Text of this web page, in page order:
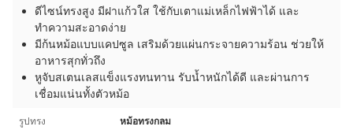
ดีไซน์ทรงสูง มีฝาแก้วใส ใช้กับเตาแม่เหล็กไฟฟ้าได้ และ
ทำความสะอาดง่าย
มีก้นหม้อแบบแคปซูล เสริมด้วยแผ่นกระจายความร้อน ช่วยให้
อาหารสุกทั่วถึง
หูจับสเตนเลสแข็งแรงทนทาน รับน้ำหนักได้ดี และผ่านการ
เชื่อมแน่นทั้งตัวหม้อ
รูปทรง หม้อทรงกลม